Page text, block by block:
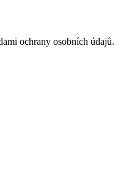
ochrany osobních údajů.